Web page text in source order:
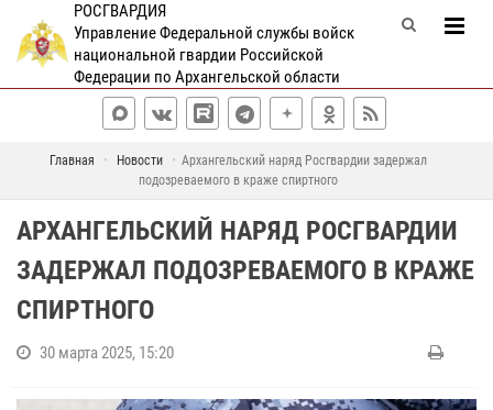
РОСГВАРДИЯ
Управление Федеральной службы войск
национальной гвардии Российской
Федерации по Архангельской области
Главная Новости
Архангельский наряд Росгвардии задержал
подозреваемого в краже спиртного
АРХАНГЕЛЬСКИЙ НАРЯД РОСГВАРДИИ
ЗАДЕРЖАЛ ПОДОЗРЕВАЕМОГО В КРАЖЕ
СПИРТНОГО
30 марта 2025, 15:20